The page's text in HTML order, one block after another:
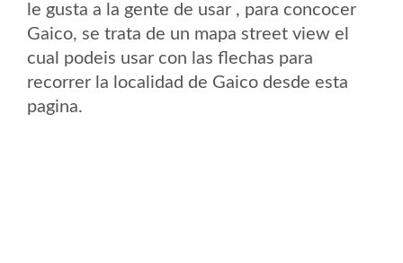
le gusta a la gente de usar , para concocer
Gaico, se trata de un mapa street view el
cual podeis usar con las flechas para
recorrer la localidad de Gaico desde esta
pagina.